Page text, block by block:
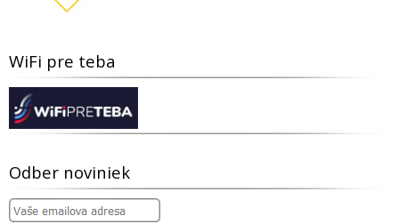
WiFi pre teba
Odber noviniek